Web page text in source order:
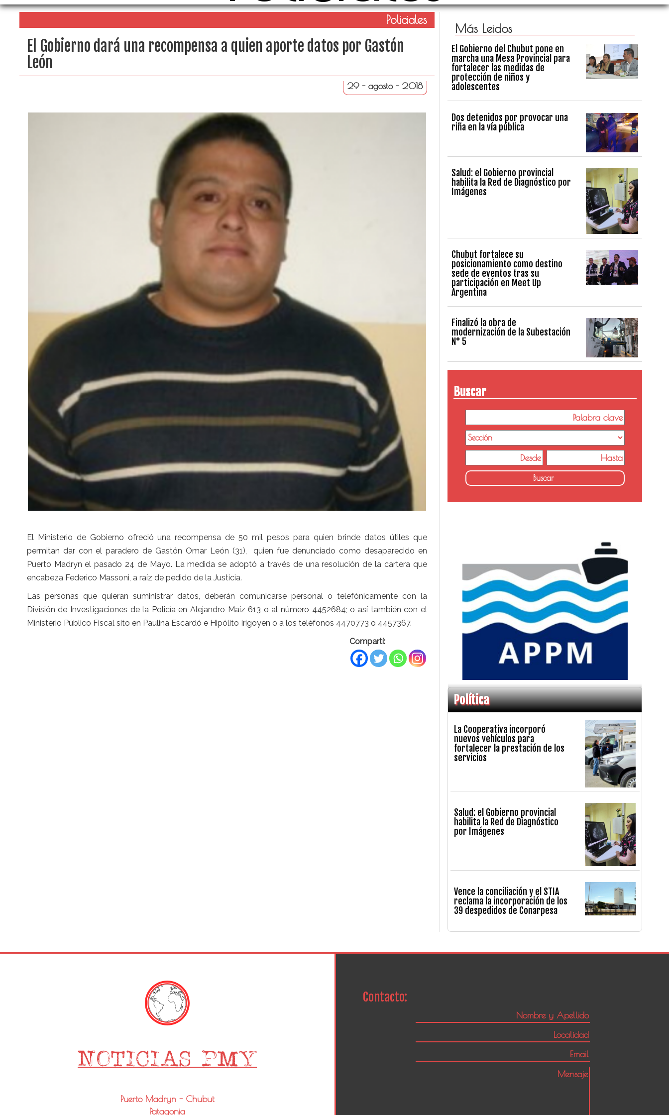
Policiales
El Gobierno dará una recompensa a quien aporte datos por Gastón
León
29 - agosto - 2018
El Ministerio de Gobierno ofreció una recompensa de 50 mil pesos para quien brinde datos útiles que
permitan dar con el paradero de Gastón Omar León (31), quien fue denunciado como desaparecido en
Puerto Madryn el pasado 24 de Mayo. La medida se adoptó a través de una resolución de la cartera que
encabeza Federico Massoni, a raíz de pedido de la Justicia.
Las personas que quieran suministrar datos, deberán comunicarse personal o telefónicamente con la
División de Investigaciones de la Policía en Alejandro Maíz 613 o al número 4452684; o así también con el
Ministerio Público Fiscal sito en Paulina Escardó e Hipólito Irigoyen o a los teléfonos 4470773 o 4457367.
Compartí:
Más Leidos
El Gobierno del Chubut pone en
marcha una Mesa Provincial para
fortalecer las medidas de
protección de niños y
adolescentes
Dos detenidos por provocar una
riña en la vía pública
Salud: el Gobierno provincial
habilita la Red de Diagnóstico por
Imágenes
Chubut fortalece su
posicionamiento como destino
sede de eventos tras su
participación en Meet Up
Argentina
Finalizó la obra de
modernización de la Subestación
N° 5
Buscar
Política
La Cooperativa incorporó
nuevos vehículos para
fortalecer la prestación de los
servicios
Salud: el Gobierno provincial
habilita la Red de Diagnóstico
por Imágenes
Vence la conciliación y el STIA
reclama la incorporación de los
39 despedidos de Conarpesa
Puerto Madryn - Chubut
Patagonia
Contacto: